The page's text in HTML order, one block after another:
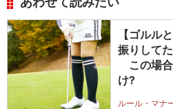
【ゴルル
振りして
この場合
け?
ルール・マナ